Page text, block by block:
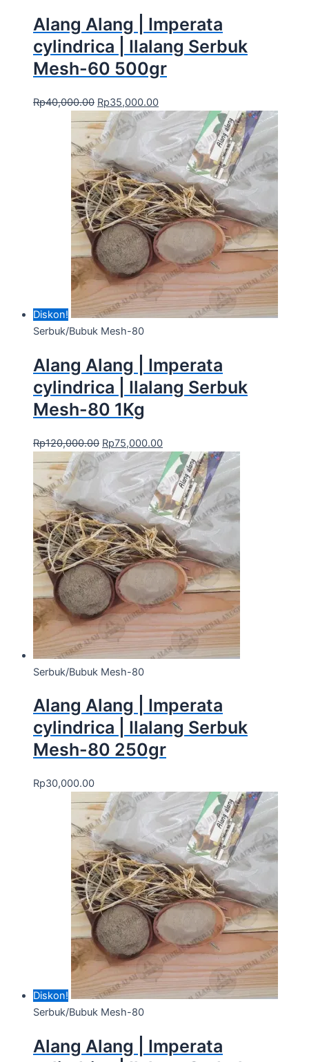
Alang Alang | Imperata
cylindrica | Ilalang Serbuk
Mesh-60 500gr
Rp40,000.00 Rp35,000.00
Diskon!
Serbuk/Bubuk Mesh-80
Alang Alang | Imperata
cylindrica | Ilalang Serbuk
Mesh-80 1Kg
Rp120,000.00 Rp75,000.00
Serbuk/Bubuk Mesh-80
Alang Alang | Imperata
cylindrica | Ilalang Serbuk
Mesh-80 250gr
Rp30,000.00
Diskon!
Serbuk/Bubuk Mesh-80
Alang Alang | Imperata